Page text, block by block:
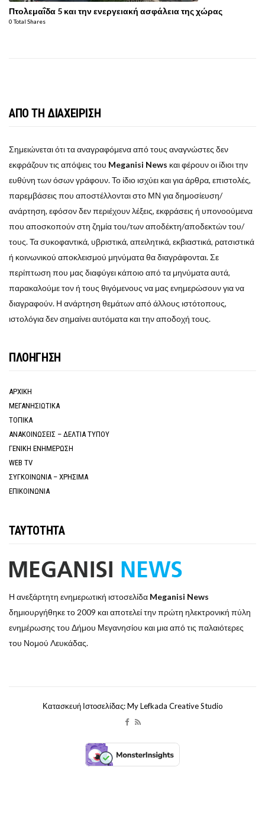
Πτολεμαΐδα 5 και την ενεργειακή ασφάλεια της χώρας
0 Total Shares
ΑΠΟ ΤΗ ΔΙΑΧΕΙΡΙΣΗ
Σημειώνεται ότι τα αναγραφόμενα από τους αναγνώστες δεν
εκφράζουν τις απόψεις του Meganisi News και φέρουν οι ίδιοι την
ευθύνη των όσων γράφουν. Το ίδιο ισχύει και για άρθρα, επιστολές,
παρεμβάσεις που αποστέλλονται στο ΜΝ για δημοσίευση/
ανάρτηση, εφόσον δεν περιέχουν λέξεις, εκφράσεις ή υπονοούμενα
που αποσκοπούν στη ζημία του/των αποδέκτη/αποδεκτών του/
τους. Τα συκοφαντικά, υβριστικά, απειλητικά, εκβιαστικά, ρατσιστικά
ή κοινωνικού αποκλεισμού μηνύματα θα διαγράφονται. Σε
περίπτωση που μας διαφύγει κάποιο από τα μηνύματα αυτά,
παρακαλούμε τον ή τους θιγόμενους να μας ενημερώσουν για να
διαγραφούν. Η ανάρτηση θεμάτων από άλλους ιστότοπους,
ιστολόγια δεν σημαίνει αυτόματα και την αποδοχή τους.
ΠΛΟΗΓΗΣΗ
ΑΡΧΙΚΗ
ΜΕΓΑΝΗΣΙΩΤΙΚΑ
ΤΟΠΙΚΑ
ΑΝΑΚΟΙΝΩΣΕΙΣ – ΔΕΛΤΙΑ ΤΥΠΟΥ
ΓΕΝΙΚΗ ΕΝΗΜΕΡΩΣΗ
WEB TV
ΣΥΓΚΟΙΝΩΝΙΑ – ΧΡΗΣΙΜΑ
ΕΠΙΚΟΙΝΩΝΙΑ
ΤΑΥΤΟΤΗΤΑ
Η ανεξάρτητη ενημερωτική ιστοσελίδα Meganisi News
δημιουργήθηκε το 2009 και αποτελεί την πρώτη ηλεκτρονική πύλη
ενημέρωσης του Δήμου Μεγανησίου και μια από τις παλαιότερες
του Νομού Λευκάδας.
Κατασκευή Ιστοσελίδας: My Lefkada Creative Studio